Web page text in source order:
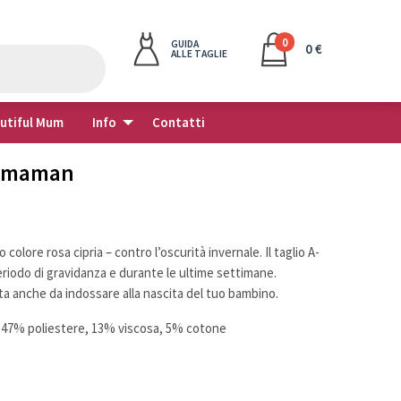
GUIDA
ALLE TAGLIE
0 0 €
Mum Info Contatti
colore rosa cipria – contro l’oscurità invernale. Il taglio A-
di gravidanza e durante le ultime settimane.
anche da indossare alla nascita del tuo bambino.
poliestere, 13% viscosa, 5% cotone